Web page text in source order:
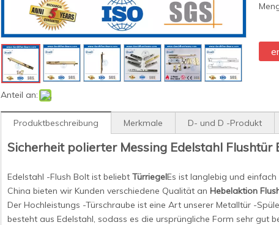
Anteil an:
Produktbeschreibung Merkmale D- und D -Produkt
Sicherheit polierter Messing Edelstahl Flushtür
Edelstahl -Flush Bolt ist beliebt TürriegelEs ist langlebig und
China bieten wir Kunden verschiedene Qualität an Hebelaktion
Der Hochleistungs -Türschraube ist eine Art unserer Metalltür -
besteht aus Edelstahl, sodass es die ursprüngliche Form sehr gut